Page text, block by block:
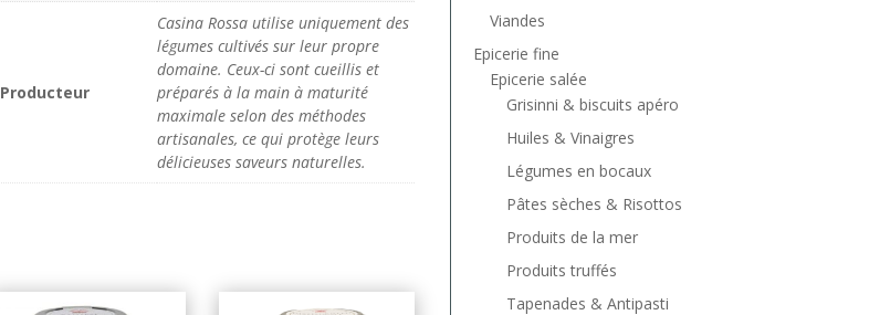
Producteur
Casina Rossa utilise uniquement des
légumes cultivés sur leur propre
domaine. Ceux-ci sont cueillis et
préparés à la main à maturité
maximale selon des méthodes
artisanales, ce qui protège leurs
délicieuses saveurs naturelles.
Viandes
Epicerie fine
Epicerie salée
Grisinni & biscuits apéro
Huiles & Vinaigres
Légumes en bocaux
Pâtes sèches & Risottos
Produits de la mer
Produits truffés
Tapenades & Antipasti